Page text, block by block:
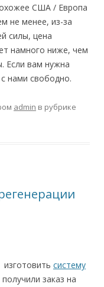
США / Европа
не менее, из-за
силы, цена
намного ниже, чем
Если вам нужна
нами свободно.
admin в рубрике
систему
заказ на